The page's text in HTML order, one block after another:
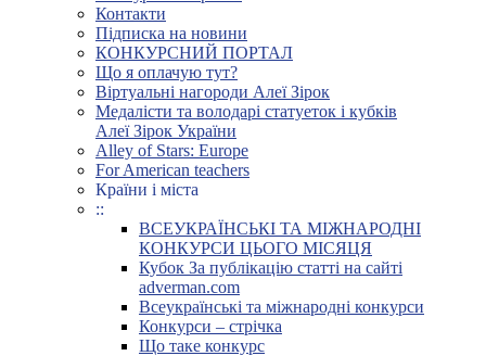
Контакти
Підписка на новини
КОНКУРСНИЙ ПОРТАЛ
Що я оплачую тут?
Віртуальні нагороди Алеї Зірок
Медалісти та володарі статуеток і кубків
Алеї Зірок України
Alley of Stars: Europe
For American teachers
Країни і міста
::
ВСЕУКРАЇНСЬКІ ТА МІЖНАРОДНІ
КОНКУРСИ ЦЬОГО МІСЯЦЯ
Кубок За публікацію статті на сайті
adverman.com
Всеукраїнські та міжнародні конкурси
Конкурси – стрічка
Що таке конкурс